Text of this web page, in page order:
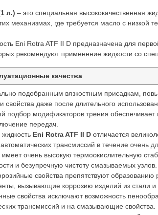
л.) – это специальная высококачественная
механизмах, где требуется масло с
Eni Rotra ATF II D предназначена для
рекомендуют применение жидкости со
качества
подобранным вязкостным присадкам,
даже после длительного
подбор модификаторов трения
передач.
Eni Rotra ATF II D отличается
трансмиссий в течение очень
имеет очень высокую термоокислительную
и безупречную чистоту смазываемых узлов.
свойства препятствуют
вызывающие коррозию изделий из стали
свойства исключают возможность
трансмиссий и на смазывающие свойства.